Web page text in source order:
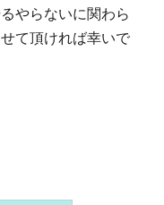
やらないに関わら
て頂ければ幸いで